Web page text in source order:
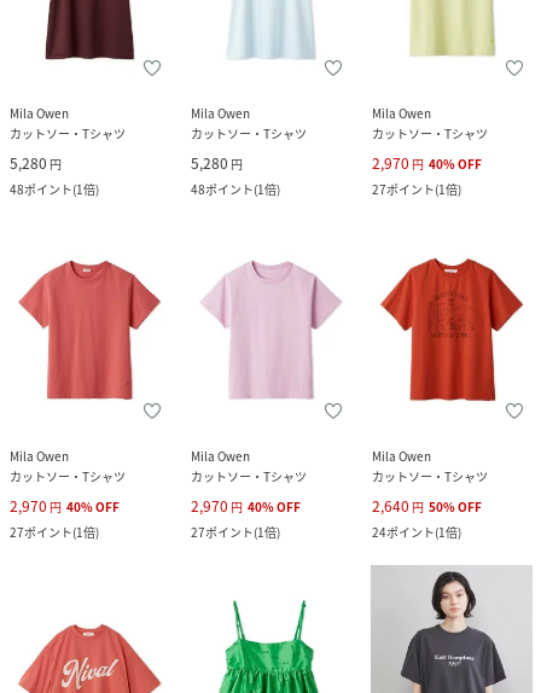
Mila Owen
カットソー・Tシャツ
5,280 円
48ポイント(1倍)
Mila Owen
カットソー・Tシャツ
5,280 円
48ポイント(1倍)
Mila Owen
カットソー・Tシャツ
2,970 円 40%OFF
27ポイント(1倍)
Mila Owen
カットソー・Tシャツ
2,970 円 40%OFF
27ポイント(1倍)
Mila Owen
カットソー・Tシャツ
2,970 円 40%OFF
27ポイント(1倍)
Mila Owen
カットソー・Tシャツ
2,640 円 50%OFF
24ポイント(1倍)